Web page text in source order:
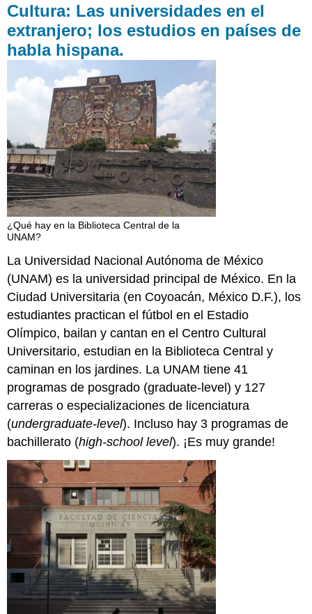
Cultura: Las universidades en el
extranjero; los estudios en países de
habla hispana.
¿Qué hay en la Biblioteca Central de la
UNAM?
La Universidad Nacional Autónoma de México
(UNAM) es la universidad principal de México. En la
Ciudad Universitaria (en Coyoacán, México D.F.), los
estudiantes practican el fútbol en el Estadio
Olímpico, bailan y cantan en el Centro Cultural
Universitario, estudian en la Biblioteca Central y
caminan en los jardines. La UNAM tiene 41
programas de posgrado (graduate-level) y 127
carreras o especializaciones de licenciatura
(undergraduate-level). Incluso hay 3 programas de
bachillerato (high-school level). ¡Es muy grande!